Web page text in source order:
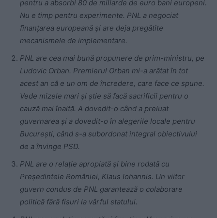
pentru a absorbi 80 de miliarde de euro bani europeni.
Nu e timp pentru experimente. PNL a negociat
finanțarea europeană și are deja pregătite
mecanismele de implementare.
PNL are cea mai bună propunere de prim-ministru, pe
Ludovic Orban. Premierul Orban mi-a arătat în tot
acest an că e un om de încredere, care face ce spune.
Vede mizele mari și știe să facă sacrificii pentru o
cauză mai înaltă. A dovedit-o când a preluat
guvernarea și a dovedit-o în alegerile locale pentru
București, când s-a subordonat integral obiectivului
de a învinge PSD.
PNL are o relație apropiată și bine rodată cu
Președintele României, Klaus Iohannis. Un viitor
guvern condus de PNL garantează o colaborare
politică fără fisuri la vârful statului.